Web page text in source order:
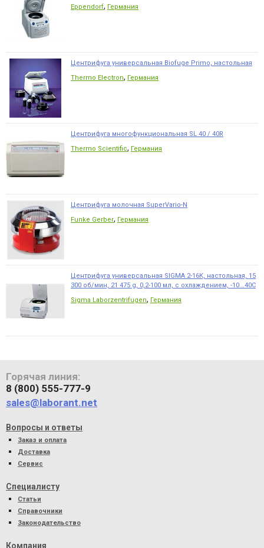
Eppendorf, Германия
Центрифуга универсальная Biofuge Primo, настольная
Thermo Electron, Германия
Центрифуга многофункциональная SL 40 / 40R
Thermo Scientific, Германия
Центрифуга молочная SuperVario-N
Funke Gerber, Германия
Центрифуга универсальная SIGMA 2-16К, настольная, 15
300 об/мин, 21 475 g, 0,2-100 мл, с охлаждением, -10...40С
Sigma Laborzentrifugen, Германия
Горячая линия:
8 (800) 555-777-9
sales@laborant.net
Вопросы и ответы
Заказ и оплата
Доставка
Сервис
Специалисту
Статьи
Справочники
Законодательство
Компания